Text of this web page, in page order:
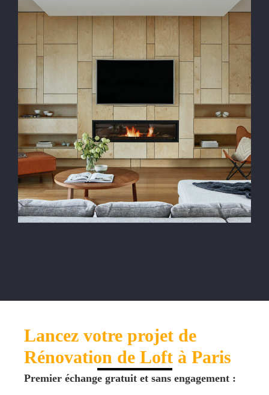
Lancez votre projet de
Rénovation de Loft à Paris
Premier échange gratuit et sans engagement :